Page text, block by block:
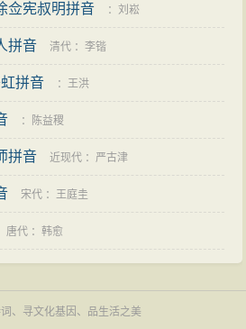
佥宪叔明拼音 ：刘崧
拼音 清代 ：李锴
拼音 ：王洪
： 陈益稷
拼音 近现代 ： 严古津
宋代 ：王庭圭
唐代 ：韩愈
、寻文化基因、品生活之美